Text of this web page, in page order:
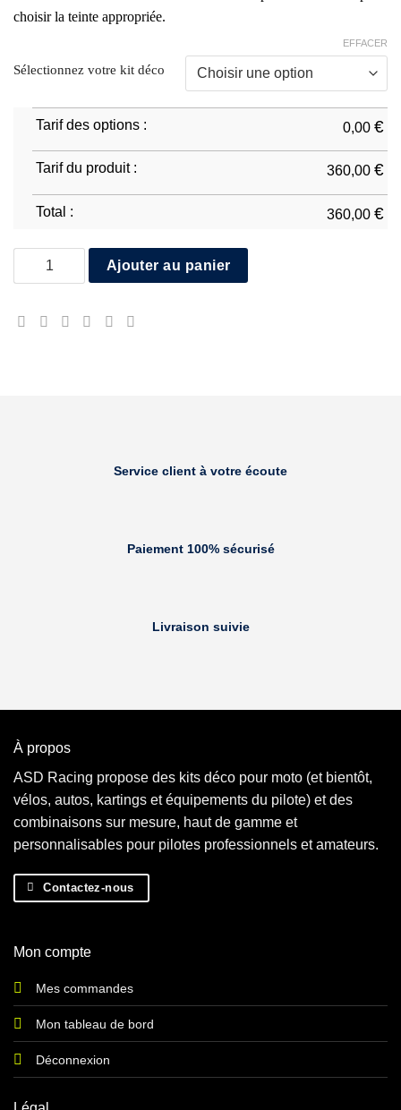
choisir la teinte appropriée.
Sélectionnez votre kit déco
EFFACER
Tarif des options : 0,00 €
Tarif du produit : 360,00 €
Total : 360,00 €
quantité de Ducati Panigale V4 2022/24 Réplica
Ajouter au panier
Service client à votre écoute
Paiement 100% sécurisé
Livraison suivie
À propos
ASD Racing propose des kits déco pour moto (et bientôt,
vélos, autos, kartings et équipements du pilote) et des
combinaisons sur mesure, haut de gamme et
personnalisables pour pilotes professionnels et amateurs.
Contactez-nous
Mon compte
Mes commandes
Mon tableau de bord
Déconnexion